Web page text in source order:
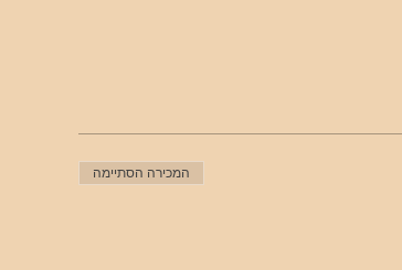
המכירה הסתיימה